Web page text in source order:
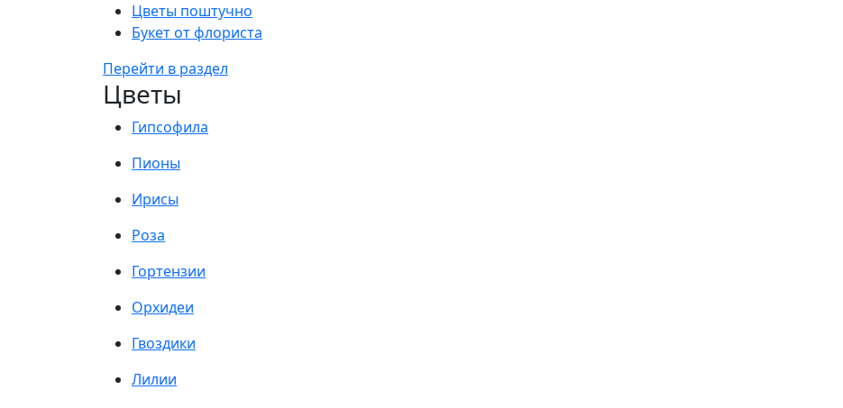
Цветы поштучно
Букет от флориста
Перейти в раздел
Цветы
Гипсофила
Пионы
Ирисы
Роза
Гортензии
Орхидеи
Гвоздики
Лилии